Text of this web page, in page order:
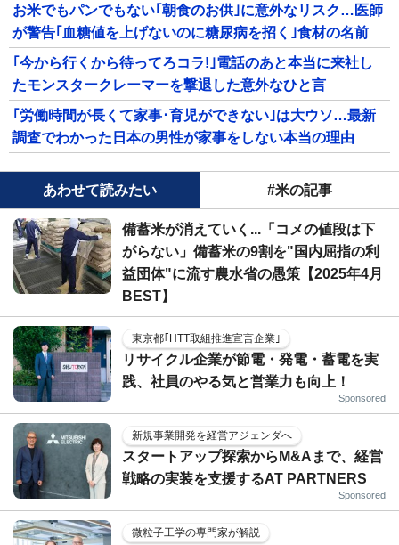
お米でもパンでもない｢朝食のお供｣に意外なリスク…医師
が警告｢血糖値を上げないのに糖尿病を招く｣食材の名前
｢今から行くから待ってろコラ!｣電話のあと本当に来社し
たモンスタークレーマーを撃退した意外なひと言
｢労働時間が長くて家事･育児ができない｣は大ウソ…最新
調査でわかった日本の男性が家事をしない本当の理由
あわせて読みたい #米の記事
備蓄米が消えていく...「コメの値段は下
がらない」備蓄米の9割を"国内屈指の利
益団体"に流す農水省の愚策【2025年4月
BEST】
東京都｢HTT取組推進宣言企業｣
リサイクル企業が節電・発電・蓄電を実
践、社員のやる気と営業力も向上！
Sponsored
新規事業開発を経営アジェンダへ
スタートアップ探索からM&Aまで、経営
戦略の実装を支援するAT PARTNERS
Sponsored
微粒子工学の専門家が解説